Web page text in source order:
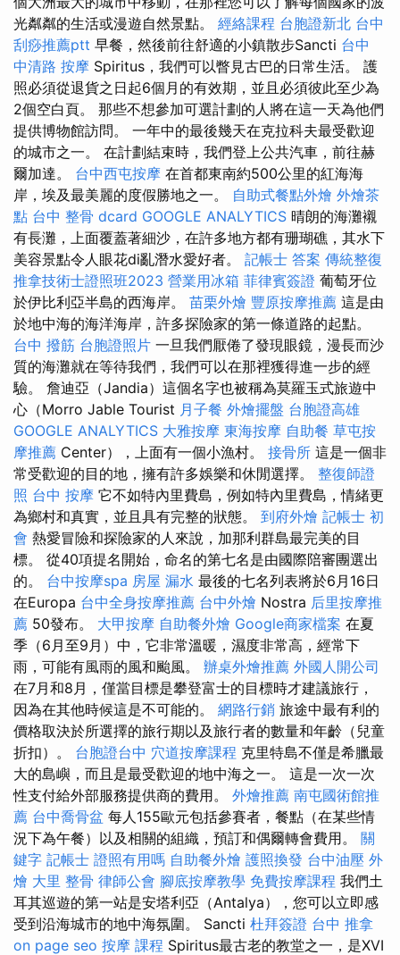
光粼粼的生活或漫遊自然景點。 經絡課程 台胞證新北 台中
刮痧推薦ptt 早餐，然後前往舒適的小鎮散步Sancti 台中
中清路 按摩 Spiritus，我們可以瞥見古巴的日常生活。 護
照必須從退貨之日起6個月的有效期，並且必須彼此至少為
2個空白頁。 那些不想參加可選計劃的人將在這一天為他們
提供博物館訪問。 一年中的最後幾天在克拉科夫最受歡迎
的城市之一。 在計劃結束時，我們登上公共汽車，前往赫
爾加達。 台中西屯按摩 在首都東南約500公里的紅海海
岸，埃及最美麗的度假勝地之一。 自助式餐點外燴 外燴茶
點 台中 整骨 dcard GOOGLE ANALYTICS 晴朗的海灘襯
有長灘，上面覆蓋著細沙，在許多地方都有珊瑚礁，其水下
美容景點令人眼花di亂潛水愛好者。 記帳士 答案 傳統整復
推拿技術士證照班2023 營業用冰箱 菲律賓簽證 葡萄牙位
於伊比利亞半島的西海岸。 苗栗外燴 豐原按摩推薦 這是由
於地中海的海洋海岸，許多探險家的第一條道路的起點。
台中 撥筋 台胞證照片 一旦我們厭倦了發現眼鏡，漫長而沙
質的海灘就在等待我們，我們可以在那裡獲得進一步的經
驗。 詹迪亞（Jandia）這個名字也被稱為莫羅玉式旅遊中
心（Morro Jable Tourist 月子餐 外燴擺盤 台胞證高雄
GOOGLE ANALYTICS 大雅按摩 東海按摩 自助餐 草屯按
摩推薦 Center），上面有一個小漁村。 接骨所 這是一個非
常受歡迎的目的地，擁有許多娛樂和休閒選擇。 整復師證
照 台中 按摩 它不如特內里費島，例如特內里費島，情緒更
為鄉村和真實，並且具有完整的狀態。 到府外燴 記帳士 初
會 熱愛冒險和探險家的人來說，加那利群島最完美的目
標。 從40項提名開始，命名的第七名是由國際陪審團選出
的。 台中按摩spa 房屋 漏水 最後的七名列表將於6月16日
在Europa 台中全身按摩推薦 台中外燴 Nostra 后里按摩推
薦 50發布。 大甲按摩 自助餐外燴 Google商家檔案 在夏
季（6月至9月）中，它非常溫暖，濕度非常高，經常下
雨，可能有風雨的風和颱風。 辦桌外燴推薦 外國人開公司
在7月和8月，僅當目標是攀登富士的目標時才建議旅行，
因為在其他時候這是不可能的。 網路行銷 旅途中最有利的
價格取決於所選擇的旅行期以及旅行者的數量和年齡（兒童
折扣）。 台胞證台中 穴道按摩課程 克里特島不僅是希臘最
大的島嶼，而且是最受歡迎的地中海之一。 這是一次一次
性支付給外部服務提供商的費用。 外燴推薦 南屯國術館推
薦 台中喬骨盆 每人155歐元包括參賽者，餐點（在某些情
況下為午餐）以及相關的組織，預訂和偶爾轉會費用。 關
鍵字 記帳士 證照有用嗎 自助餐外燴 護照換發 台中油壓 外
燴 大里 整骨 律師公會 腳底按摩教學 免費按摩課程 我們土
耳其巡遊的第一站是安塔利亞（Antalya），您可以立即感
受到沿海城市的地中海氛圍。 Sancti 杜拜簽證 台中 推拿
on page seo 按摩 課程 Spiritus最古老的教堂之一，是XVI